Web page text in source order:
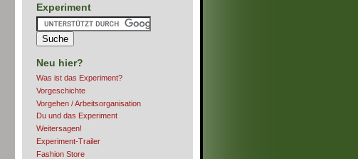
Experiment
Neu hier?
Was ist das Experiment?
Vorgeschichte
Vorgehen / Arbeitsorganisation
Du und das Experiment
Weitersagen!
Experiment-Trailer
Fashion Store